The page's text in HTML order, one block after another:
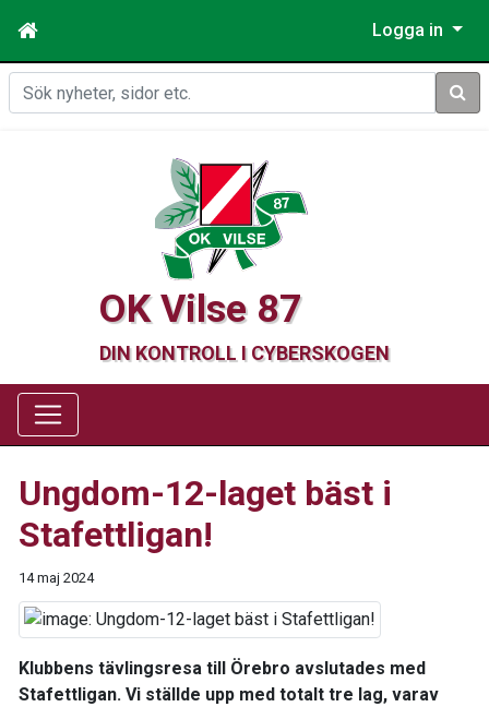
Logga in
Sök
OK Vilse 87
DIN KONTROLL I CYBERSKOGEN
Ungdom-12-laget bäst i
Stafettligan!
14 maj 2024
Klubbens tävlingsresa till Örebro avslutades med
Stafettligan. Vi ställde upp med totalt tre lag, varav